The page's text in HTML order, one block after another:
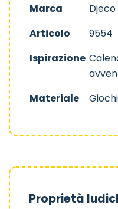
Marca
Djeco
Articolo
9554
Ispirazione
Materiale
Proprietà